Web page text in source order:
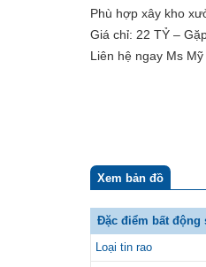
Phù hợp xây kho
Giá chỉ: 22 TỶ –
Liên hệ ngay Ms
Xem bản đồ
Đặc điểm bất động
Loại tin rao